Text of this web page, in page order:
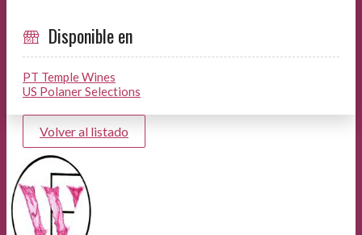
Disponible en
PT Temple Wines
US Polaner Selections
Volver al listado